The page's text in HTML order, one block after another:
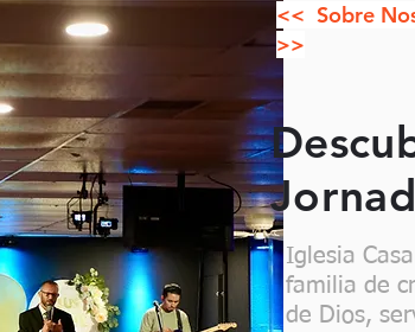
<< Sobre
>>
Iglesia
familia de
de Dios,